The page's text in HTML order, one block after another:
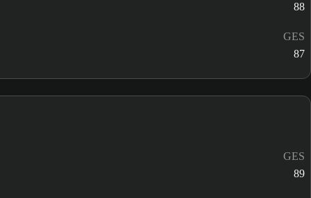
88
GES
87
GES
89